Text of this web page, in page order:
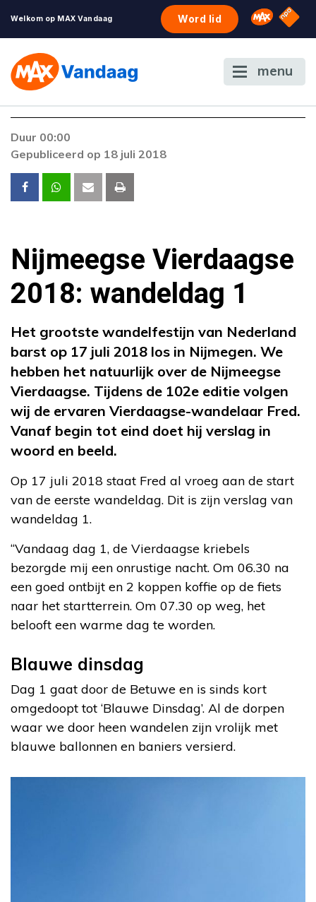
Welkom op MAX Vandaag Word lid Omroep
NPO
menu
Duur 00:00
Gepubliceerd op 18 juli 2018
Nijmeegse Vierdaagse
2018: wandeldag 1
Het grootste wandelfestijn van Nederland
barst op 17 juli 2018 los in Nijmegen. We
hebben het natuurlijk over de Nijmeegse
Vierdaagse. Tijdens de 102e editie volgen
wij de ervaren Vierdaagse-wandelaar Fred.
Vanaf begin tot eind doet hij verslag in
woord en beeld.
Op 17 juli 2018 staat Fred al vroeg aan de start
van de eerste wandeldag. Dit is zijn verslag van
wandeldag 1.
“Vandaag dag 1, de Vierdaagse kriebels
bezorgde mij een onrustige nacht. Om 06.30 na
een goed ontbijt en 2 koppen koffie op de fiets
naar het startterrein. Om 07.30 op weg, het
belooft een warme dag te worden.
Blauwe dinsdag
Dag 1 gaat door de Betuwe en is sinds kort
omgedoopt tot ‘Blauwe Dinsdag’. Al de dorpen
waar we door heen wandelen zijn vrolijk met
blauwe ballonnen en baniers versierd.